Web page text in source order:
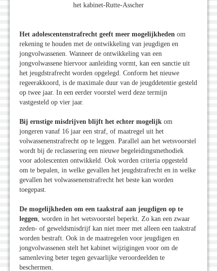
het kabinet-Rutte-Asscher
Het adolescentenstrafrecht geeft meer mogelijkheden om
rekening te houden met de ontwikkeling van jeugdigen en
jongvolwassenen. Wanneer de ontwikkeling van een
jongvolwassene hiervoor aanleiding vormt, kan een sanctie uit
het jeugdstrafrecht worden opgelegd. Conform het nieuwe
regeerakkoord, is de maximale duur van de jeugddetentie gesteld
op twee jaar. In een eerder voorstel werd deze termijn
vastgesteld op vier jaar.
Bij ernstige misdrijven blijft het echter mogelijk om
jongeren vanaf 16 jaar een straf, of maatregel uit het
volwassenenstrafrecht op te leggen. Parallel aan het wetsvoorstel
wordt bij de reclassering een nieuwe begeleidingsmethodiek
voor adolescenten ontwikkeld. Ook worden criteria opgesteld
om te bepalen, in welke gevallen het jeugdstrafrecht en in welke
gevallen het volwassenenstrafrecht het beste kan worden
toegepast.
De mogelijkheden om een taakstraf aan jeugdigen op te
leggen, worden in het wetsvoorstel beperkt. Zo kan een zwaar
zeden- of geweldsmisdrijf kan niet meer met alleen een taakstraf
worden bestraft. Ook in de maatregelen voor jeugdigen en
jongvolwassenen stelt het kabinet wijzigingen voor om de
samenleving beter tegen gevaarlijke veroordeelden te
beschermen.